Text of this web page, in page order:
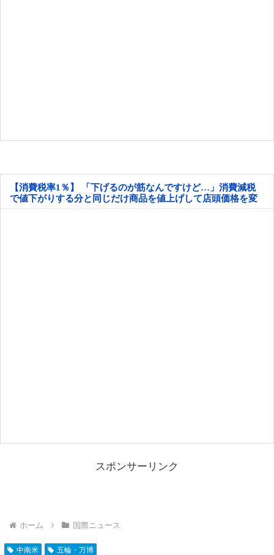
【消費税率1％】 「下げるのが筋なんですけど…」消費減税
で値下がりする分と同じだけ商品を値上げして店頭価格を変
えない店も
スポンサーリンク
ホーム 国際ニュース
中南米 五輪・万博